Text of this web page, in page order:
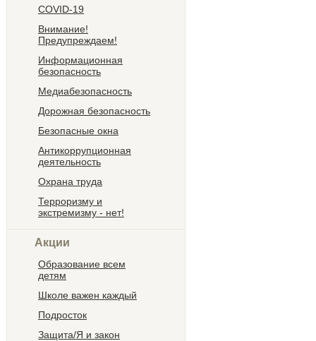
COVID-19
Внимание!
Предупреждаем!
Информационная
безопасность
Медиабезопасность
Дорожная безопасность
Безопасные окна
Антикоррупционная
деятельность
Охрана труда
Терроризму и
экстремизму - нет!
Акции
Образование всем
детям
Школе важен каждый
Подросток
Защита/Я и закон